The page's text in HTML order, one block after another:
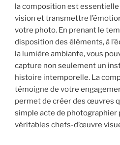
la composition est
vision et transmettre
votre photo. En prenant le
disposition des éléments, à
la lumière ambiante, vous
capture non seulement un
histoire intemporelle. La
témoigne de votre
permet de créer des œuvres
simple acte de photographier
véritables chefs-d’œuvre